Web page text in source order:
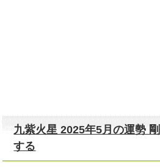
九紫火星 2025年5月の運勢
する